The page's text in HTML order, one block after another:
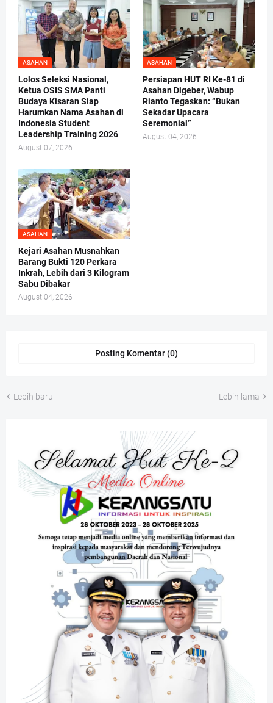
ASAHAN
Lolos Seleksi Nasional,
Ketua OSIS SMA Panti
Budaya Kisaran Siap
Harumkan Nama Asahan di
Indonesia Student
Leadership Training 2026
August 07, 2026
ASAHAN
Persiapan HUT RI Ke-81 di
Asahan Digeber, Wabup
Rianto Tegaskan: “Bukan
Sekadar Upacara
Seremonial”
August 04, 2026
ASAHAN
Kejari Asahan Musnahkan
Barang Bukti 120 Perkara
Inkrah, Lebih dari 3 Kilogram
Sabu Dibakar
August 04, 2026
Posting Komentar (0)
Lebih baru Lebih lama